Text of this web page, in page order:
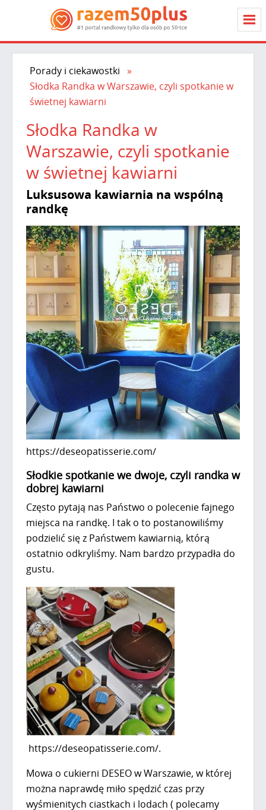
Porady i ciekawostki
Słodka Randka w Warszawie, czyli spotkanie w
świetnej kawiarni
Słodka Randka w
Warszawie, czyli spotkanie
w świetnej kawiarni
Luksusowa kawiarnia na wspólną
randkę
https://deseopatisserie.com/
Słodkie spotkanie we dwoje, czyli randka w
dobrej kawiarni
Często pytają nas Państwo o polecenie fajnego
miejsca na randkę. I tak o to postanowiliśmy
podzielić się z Państwem kawiarnią, którą
ostatnio odkryliśmy. Nam bardzo przypadła do
gustu.
https://deseopatisserie.com/.
Mowa o cukierni DESEO w Warszawie, w której
można naprawdę miło spędzić czas przy
wyśmienitych ciastkach i lodach ( polecamy